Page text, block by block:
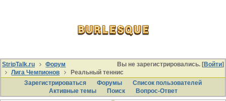
Вы не зарегистрировались. [Войти]
StripTalk.ru
Форум
Лига Чемпионов
Реальный теннис
Зарегистрироваться
Форумы
Список пользователей
Активные темы
Поиcк Вопрос-Ответ